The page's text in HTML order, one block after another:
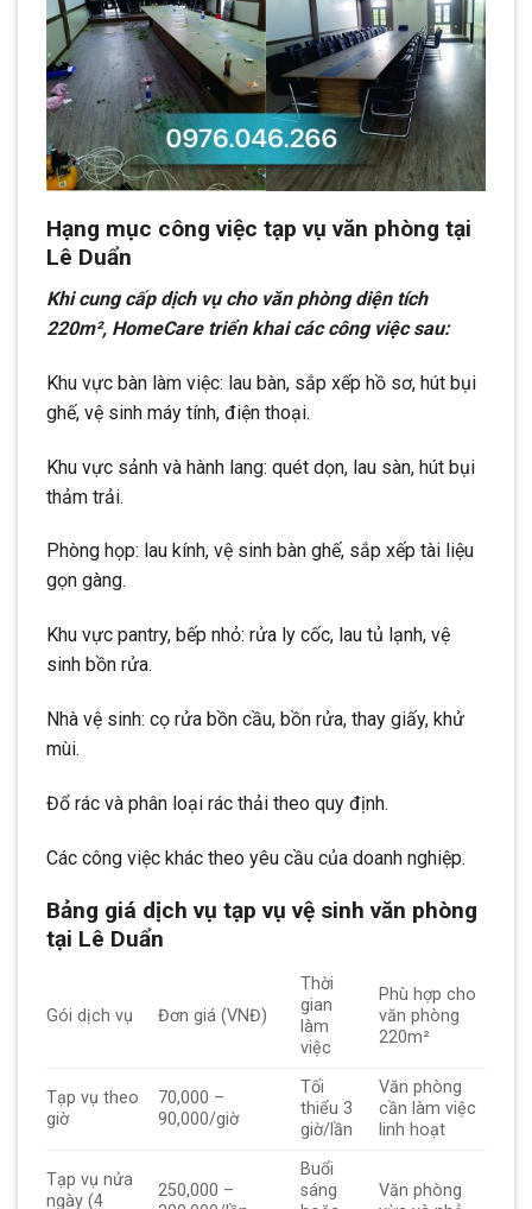
Hạng mục công việc tạp vụ văn phòng tại
Lê Duẩn
Khi cung cấp dịch vụ cho văn phòng diện tích
220m², HomeCare triển khai các công việc sau:
Khu vực bàn làm việc: lau bàn, sắp xếp hồ sơ, hút bụi
ghế, vệ sinh máy tính, điện thoại.
Khu vực sảnh và hành lang: quét dọn, lau sàn, hút bụi
thảm trải.
Phòng họp: lau kính, vệ sinh bàn ghế, sắp xếp tài liệu
gọn gàng.
Khu vực pantry, bếp nhỏ: rửa ly cốc, lau tủ lạnh, vệ
sinh bồn rửa.
Nhà vệ sinh: cọ rửa bồn cầu, bồn rửa, thay giấy, khử
mùi.
Đổ rác và phân loại rác thải theo quy định.
Các công việc khác theo yêu cầu của doanh nghiệp.
Bảng giá dịch vụ tạp vụ vệ sinh văn phòng
tại Lê Duẩn
Gói dịch vụ Đơn giá (VNĐ)
Thời
gian
làm
việc
Phù hợp cho
văn phòng
220m²
Tạp vụ theo
giờ
70,000 –
90,000/giờ
Tối
thiểu 3
giờ/lần
Văn phòng
cần làm việc
linh hoạt
Tạp vụ nửa
ngày (4
250,000 –
Buổi
sáng
Văn phòng